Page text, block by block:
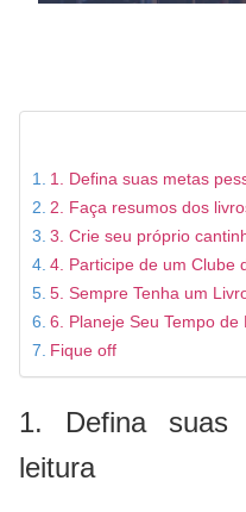
1. Defina suas metas
2. Faça resumos dos
3. Crie seu próprio
4. Participe de um Clube
5. Sempre Tenha um
6. Planeje Seu Tempo de
Fique off
1. Defina suas
leitura